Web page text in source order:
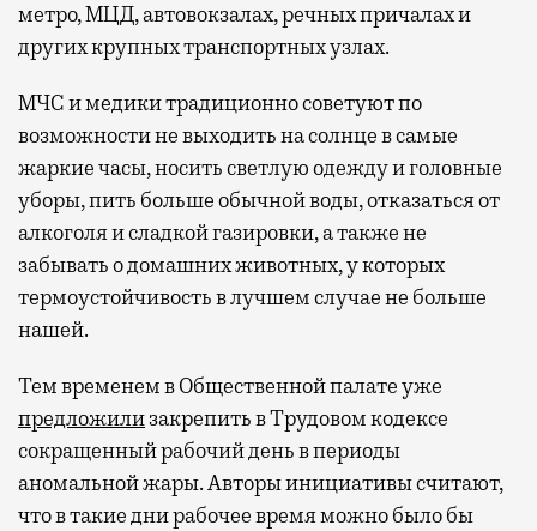
метро, МЦД, автовокзалах, речных причалах и
других крупных транспортных узлах.
МЧС и медики традиционно советуют по
возможности не выходить на солнце в самые
жаркие часы, носить светлую одежду и головные
уборы, пить больше обычной воды, отказаться от
алкоголя и сладкой газировки, а также не
забывать о домашних животных, у которых
термоустойчивость в лучшем случае не больше
нашей.
Тем временем в Общественной палате уже
предложилизакрепить в Трудовом кодексе
сокращенный рабочий день в периоды
аномальной жары. Авторы инициативы считают,
что в такие дни рабочее время можно было бы